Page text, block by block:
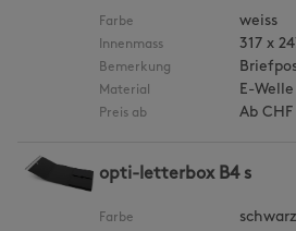
Farbe weiss
Innenmass 317 x
Bemerkung
Material E-Welle
Preis ab Ab
opti-letterbox B4 s
Farbe schwarz